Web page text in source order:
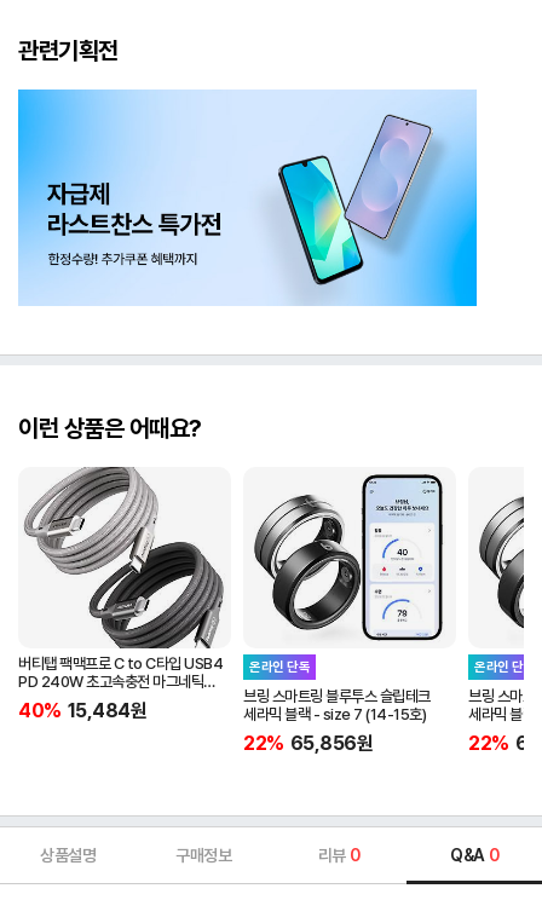
관련기획전
이런 상품은 어때요?
버티탭 팩맥프로 C to C타입 USB4
PD 240W 초고속충전 마그네틱
케이블 1m
40% 15,484원
온라인 단독
브링 스마트링 블루투스 슬립테크
세라믹 블랙 - size 7 (14-15호)
22% 65,856원
온라인 단독
브링 스마트
세라믹 블
22%
상품설명 구매정보 리뷰 0 Q&A 0